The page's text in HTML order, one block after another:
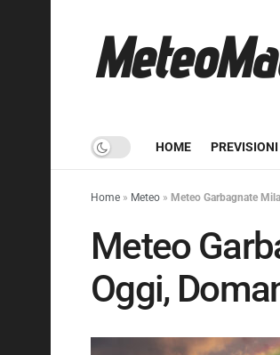
HOME PREVISIONI
Home » Meteo » Meteo Garbagnate
Meteo
Oggi,